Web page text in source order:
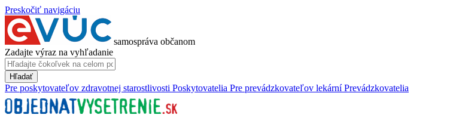
Preskočiť navigáciu
samospráva občanom
Zadajte výraz na vyhľadanie
Hľadať
Pre poskytovateľov zdravotnej starostlivosti Poskytovatelia Pre prevádzkovateľov lekární Prevádzkovatelia